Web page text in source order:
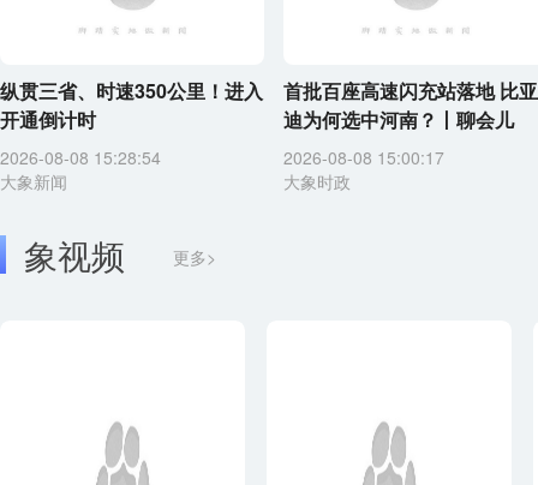
纵贯三省、时速350公里！进入
开通倒计时
2026-08-08 15:28:54
大象新闻
首批百座高速闪充站落地 比亚
迪为何选中河南？丨聊会儿
2026-08-08 15:00:17
大象时政
象视频 更多>